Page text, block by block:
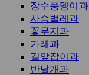
장수풍뎅이과
사슴벌레과
꽃무지과
가레과
길앞잡이과
반날개과